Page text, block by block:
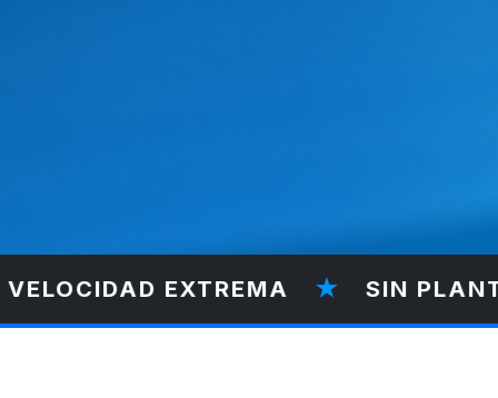
SIN PLANTILLAS BÁSICAS ★